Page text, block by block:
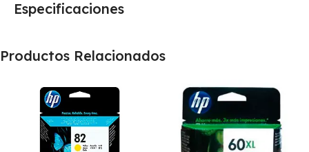
Especificaciones
Productos Relacionados